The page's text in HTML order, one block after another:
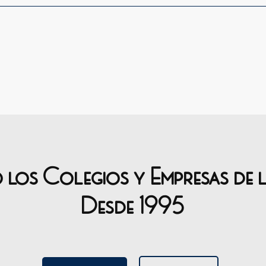
los Colegios y Empresas de
Desde 1995